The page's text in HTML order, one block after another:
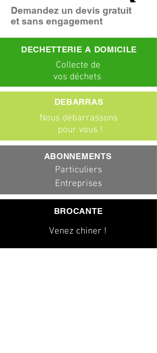
Demandez un devis gratuit
et sans engagement
DECHETTERIE A DOMICILE
Collecte de
vos déchets
Nous débarrassons
pour vous !
DEBARRAS
ABONNEMENTS
Particuliers
Entreprises
BROCANTE
Venez chiner !